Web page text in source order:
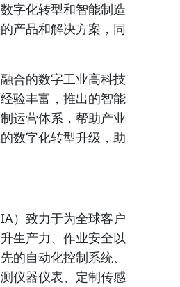
字化转型和智能制造
产品和解决方案，同
合的数字工业高科技
验丰富，推出的智能
运营体系，帮助产业
数字化转型升级，助
）致力于为全球客户
生产力、作业安全以
的自动化控制系统、
仪器仪表、定制传感